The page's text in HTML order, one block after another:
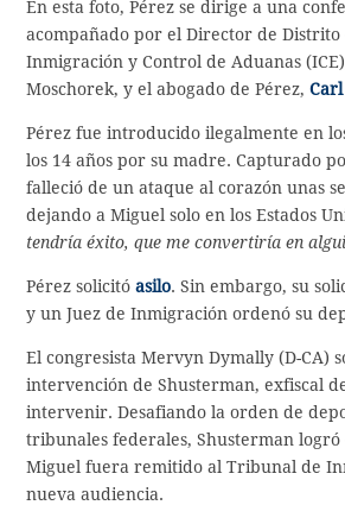
En esta foto, Pérez se dirige a una
acompañado por el Director de Distrito
Inmigración y Control de Aduanas
Moschorek, y el abogado de Pérez,
Pérez fue introducido ilegalmente en
los 14 años por su madre. Capturado
falleció de un ataque al corazón unas
dejando a Miguel solo en los Estados
tendría éxito, que me convertiría en
Pérez solicitóasilo. Sin embargo, su
y un Juez de Inmigración ordenó su
El congresista Mervyn Dymally (D-CA)
intervención de Shusterman, exfiscal
intervenir. Desafiando la orden de
tribunales federales, Shusterman logró
Miguel fuera remitido al Tribunal de
nueva audiencia.